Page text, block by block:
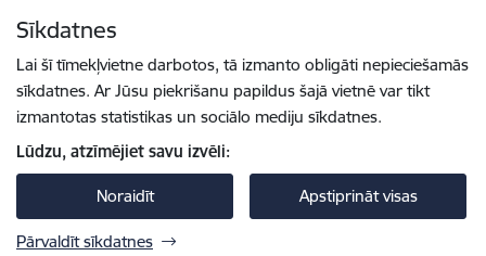
Sīkdatnes
Lai šī tīmekļvietne darbotos, tā izmanto obligāti nepieciešamās
sīkdatnes. Ar Jūsu piekrišanu papildus šajā vietnē var tikt
izmantotas statistikas un sociālo mediju sīkdatnes.
Lūdzu, atzīmējiet savu izvēli:
Noraidīt Apstiprināt visas
Pārvaldīt sīkdatnes